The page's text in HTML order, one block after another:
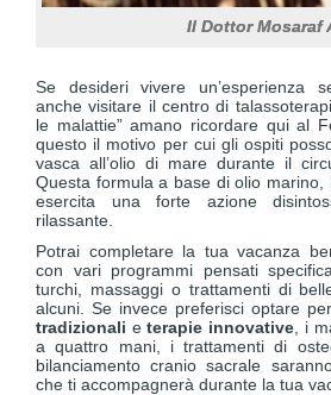
Il Dottor Mosaraf
Se desideri vivere un’esperienza
anche visitare il centro di
le malattie” amano ricordare qui al
questo il motivo per cui gli ospiti
vasca all’olio di mare durante il
Questa formula a base di olio marino,
esercita una forte azione
rilassante.
Potrai completare la tua vacanza
con vari programmi pensati
turchi, massaggi o trattamenti di
alcuni. Se invece preferisci optare
tradizionali eterapie innovative , i
a quattro mani, i trattamenti di
bilanciamento cranio sacrale
che ti accompagnerà durante la tua